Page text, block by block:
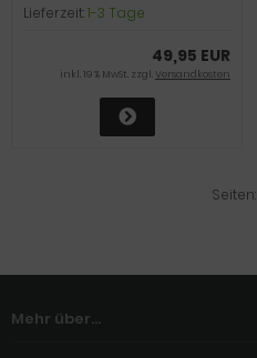
night/oasis
Lieferzeit:1-3 Tage
49,95 EUR
inkl. 19 % MwSt. zzgl.Versandkosten
Seiten:
Mehr über...